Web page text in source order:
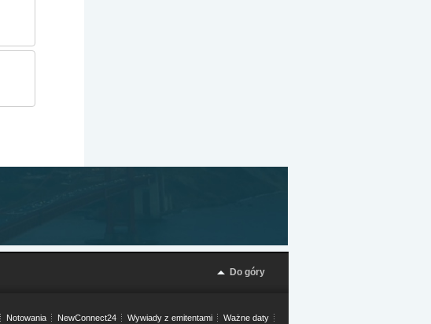
Do góry
Notowania NewConnect24 Wywiady z emitentami
Ważne daty